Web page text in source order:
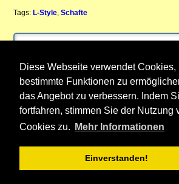
Diese Webseite verwendet Cookies,
bestimmte Funktionen zu
das Angebot zu verbessern. Indem
fortfahren, stimmen Sie der Nutzung
Cookies zu.
Mehr Informationen
Einverstanden!
Tags: L-Style,Schafte
Konto
AnmeldenoderKonto